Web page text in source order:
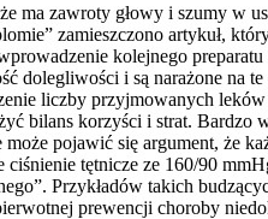
ma zawroty głowy i szumy w
zamieszczono artykuł,
kolejnego
dolegliwości i są narażone
liczby przyjmowanych
bilans korzyści i strat. Bardzo
pojawić się argument, że
tętnicze ze 160/90
Przykładów takich
prewencji choroby